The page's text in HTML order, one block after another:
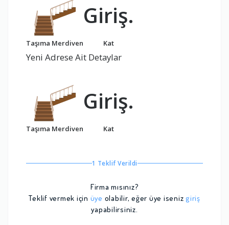
Taşıma Merdiven
Giriş.
Kat
Yeni Adrese Ait Detaylar
Taşıma Merdiven
Giriş.
Kat
1 Teklif Verildi
Firma mısınız?
Teklif vermek için üye olabilir, eğer üye iseniz giriş
yapabilirsiniz.